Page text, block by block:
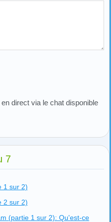
direct via le chat disponible
7
1 sur 2)
2 sur 2)
(partie 1 sur 2): Qu'est-ce